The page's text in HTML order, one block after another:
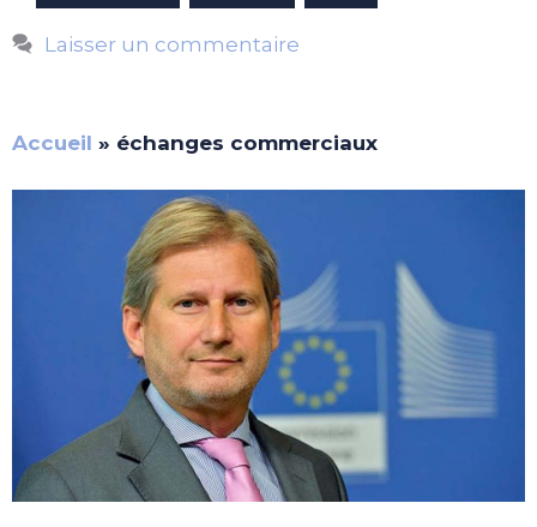
Laisser un commentaire
Accueil » échanges commerciaux